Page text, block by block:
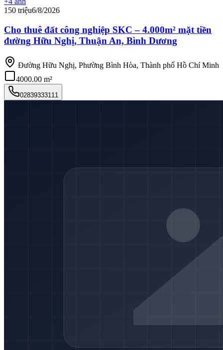
150 triệu6/8/2026
Cho thuê đất công nghiệp SKC – 4.000m² mặt tiền
đường Hữu Nghị, Thuận An, Bình Dương
Đường Hữu Nghị, Phường Bình Hòa, Thành phố Hồ Chí Minh
4000.00 m²
02839333111